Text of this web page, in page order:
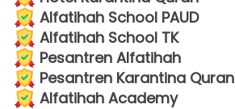
Alfatihah School PAUD
Alfatihah School TK
Pesantren Alfatihah
Pesantren Karantina Quran
Alfatihah Academy